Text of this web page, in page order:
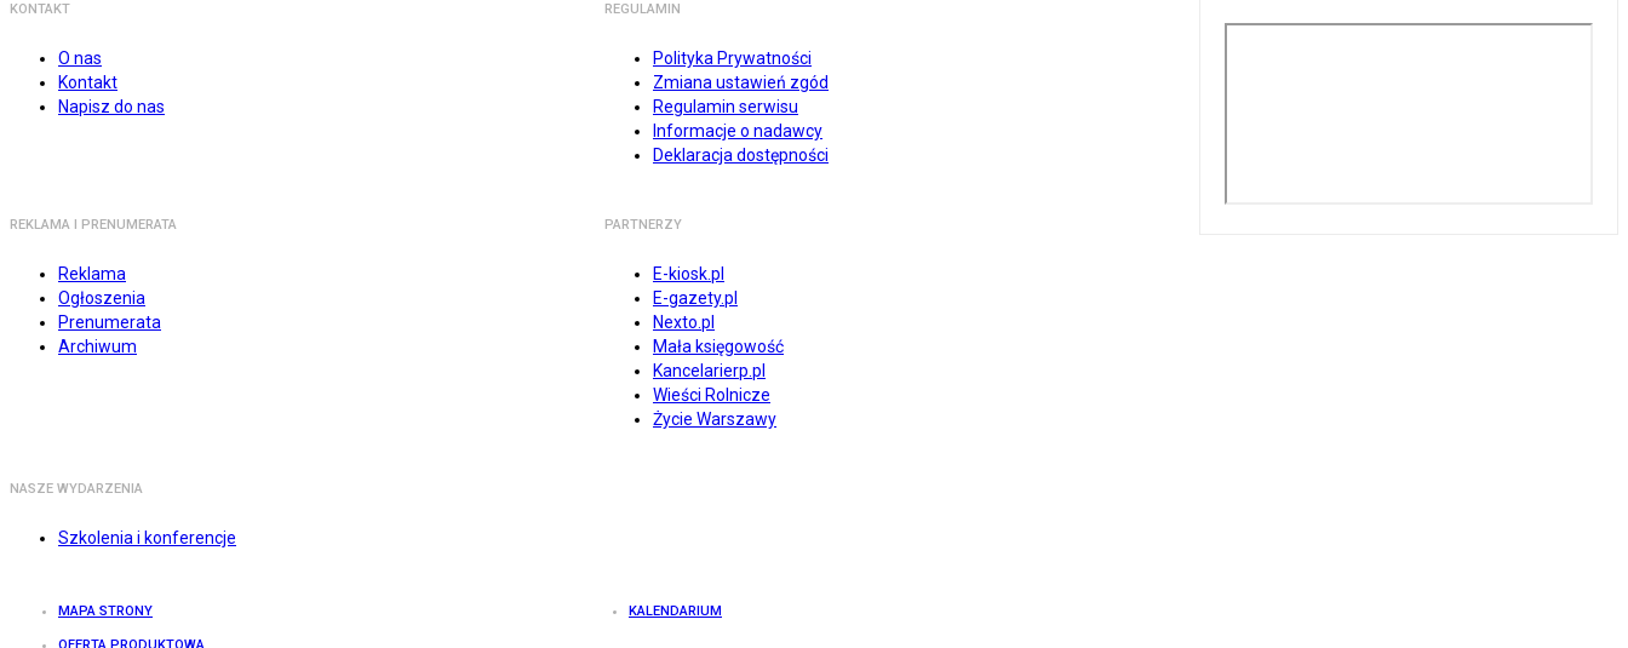
KONTAKT
O nas
Kontakt
Napisz do nas
REGULAMIN
Polityka Prywatności
Zmiana ustawień zgód
Regulamin serwisu
Informacje o nadawcy
Deklaracja dostępności
REKLAMA I PRENUMERATA
Reklama
Ogłoszenia
Prenumerata
Archiwum
PARTNERZY
E-kiosk.pl
E-gazety.pl
Nexto.pl
Mała księgowość
Kancelarierp.pl
Wieści Rolnicze
Życie Warszawy
NASZE WYDARZENIA
Szkolenia i konferencje
MAPA STRONY KALENDARIUM